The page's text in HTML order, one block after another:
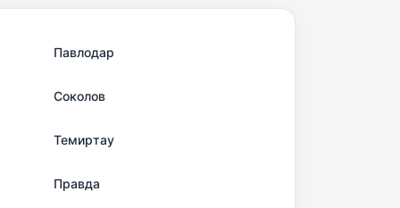
Павлодар
Соколов
Темиртау
Правда